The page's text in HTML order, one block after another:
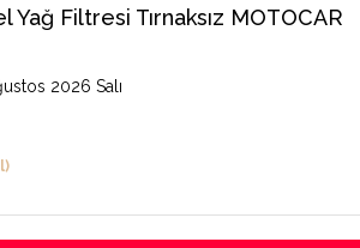
Yağ Filtresi Tırnaksız MOTOCAR
2026 Salı